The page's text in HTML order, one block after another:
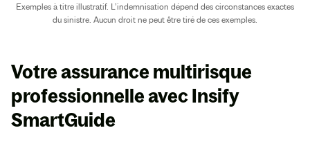
Exemples à titre illustratif. L’indemnisation dépend des circonstances exactes
du sinistre. Aucun droit ne peut être tiré de ces exemples.
Votre assurance multirisque
professionnelle avecInsify
SmartGuide